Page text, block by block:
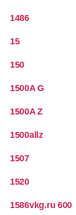
1486
15
150
1500A G
1500A Z
1500allz
1507
1520
1586vkg.ru 600